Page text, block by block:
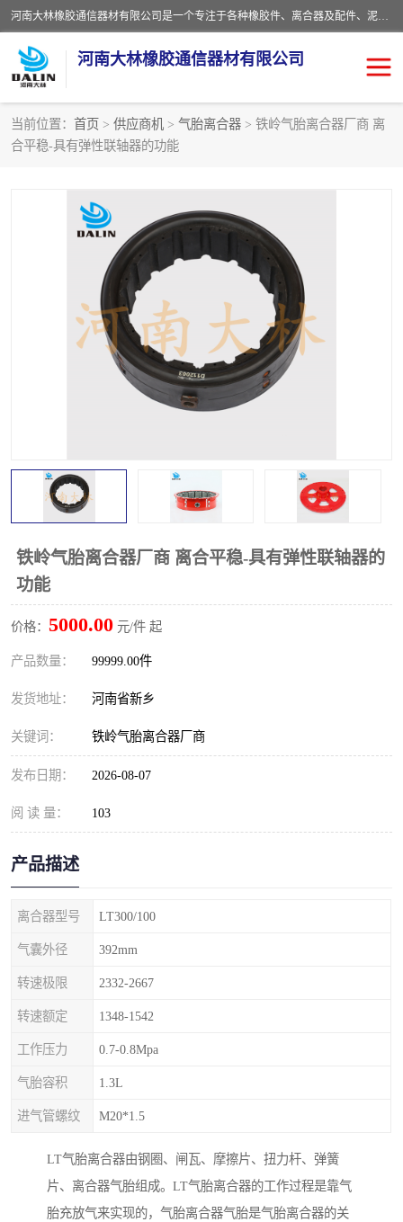
河南大林橡胶通信器材有限公司是一个专注于各种橡胶件、离合器及配件、泥浆泵及配件等产品设计制造和加工的企业。产品应用于矿山、冶金、石油、钢铁、化工、水泥、船舶、造纸、通用机械等各种大功率机械传动或制动装置。
河南大林橡胶通信器材有限公司
当前位置： 首页 > 供应商机 > 气胎离合器 > 铁岭气胎离合器厂商 离
合平稳-具有弹性联轴器的功能
铁岭气胎离合器厂商 离合平稳-具有弹性联轴器的
功能
价格： 5000.00 元/件 起
产品数量： 99999.00件
发货地址： 河南省新乡
关键词： 铁岭气胎离合器厂商
发布日期： 2026-08-07
阅 读 量： 103
产品描述
离合器型号 LT300/100
气囊外径 392mm
转速极限 2332-2667
转速额定 1348-1542
工作压力 0.7-0.8Mpa
气胎容积 1.3L
进气管螺纹 M20*1.5
LT气胎离合器由钢圈、闸瓦、摩擦片、扭力杆、弹簧
片、离合器气胎组成。LT气胎离合器的工作过程是靠气
胎充放气来实现的，气胎离合器气胎是气胎离合器的关
推盘离合器
VC离合器
气胎离合器
泥浆泵空气包胶囊 气动元件
DY隔膜式离合器 CB离合器
实芯轮胎